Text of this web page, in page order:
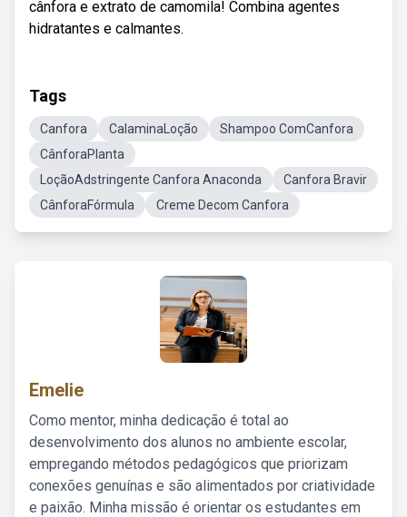
cânfora e extrato de camomila! Combina agentes
hidratantes e calmantes.
Tags
Canfora CalaminaLoção
Shampoo ComCanfora
CânforaPlanta
LoçãoAdstringente Canfora Anaconda
Canfora Bravir
CânforaFórmula
Creme Decom Canfora
Emelie
Como mentor, minha dedicação é total ao
desenvolvimento dos alunos no ambiente escolar,
empregando métodos pedagógicos que priorizam
conexões genuínas e são alimentados por criatividade
e paixão. Minha missão é orientar os estudantes em